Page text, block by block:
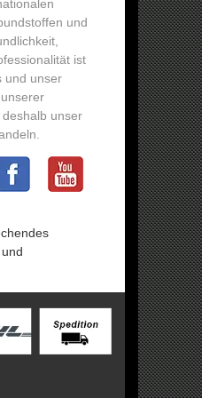
und
ist
und unser
unser